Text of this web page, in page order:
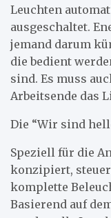
Leuchten
ausgeschaltet.
jemand darum
die bedient
sind. Es muss
Arbeitsende das
Die “Wir sind
Speziell für die
konzipiert,
komplette
Basierend auf